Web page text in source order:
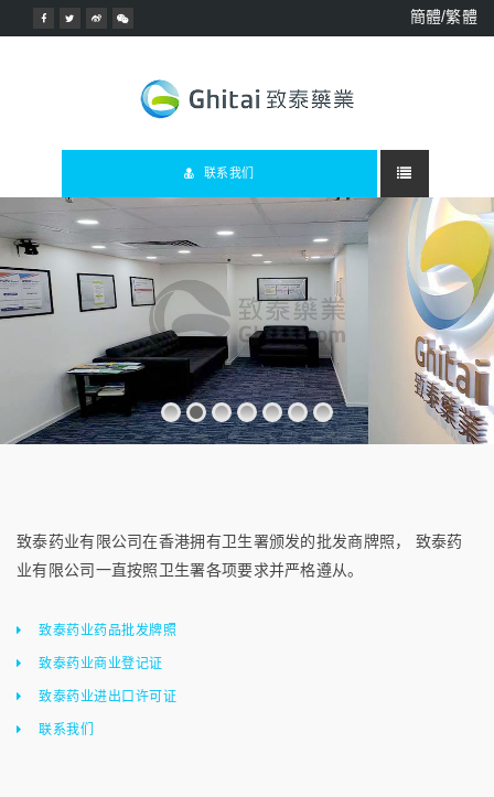
簡體/繁體
联系我们
致泰药业有限公司在香港拥有卫生署颁发的批发商牌照， 致泰药
业有限公司一直按照卫生署各项要求并严格遵从。
致泰药业药品批发牌照
致泰药业商业登记证
致泰药业进出口许可证
联系我们